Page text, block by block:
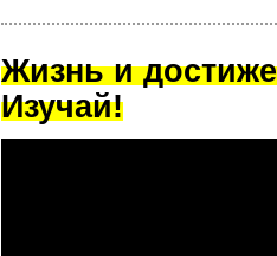
Жизнь и
Изучай!